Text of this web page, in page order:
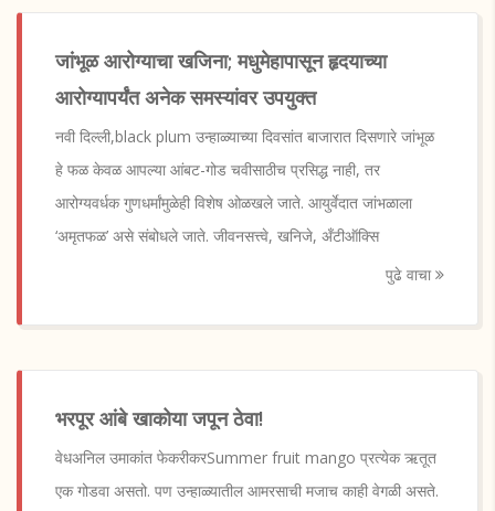
जांभूळ आरोग्याचा खजिना; मधुमेहापासून हृदयाच्या
आरोग्यापर्यंत अनेक समस्यांवर उपयुक्त
नवी दिल्ली,black plum उन्हाळ्याच्या दिवसांत बाजारात दिसणारे जांभूळ
हे फळ केवळ आपल्या आंबट-गोड चवीसाठीच प्रसिद्ध नाही, तर
आरोग्यवर्धक गुणधर्मांमुळेही विशेष ओळखले जाते. आयुर्वेदात जांभळाला
‘अमृतफळ’ असे संबोधले जाते. जीवनसत्त्वे, खनिजे, अँटीऑक्सि
पुढे वाचा
भरपूर आंबे खाकोया जपून ठेवा!
वेधअनिल उमाकांत फेकरीकरSummer fruit mango प्रत्येक ऋतूत
एक गोडवा असतो. पण उन्हाळ्यातील आमरसाची मजाच काही वेगळी असते.